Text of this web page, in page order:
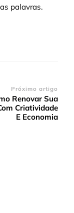
palavras.
Próximo artigo
Renovar Sua
Criatividade
E Economia